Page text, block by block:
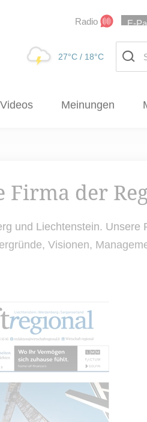
Radio E-
27°C / 18°C
Meinungen
der
und Liechtenstein. Unsere
Visionen,